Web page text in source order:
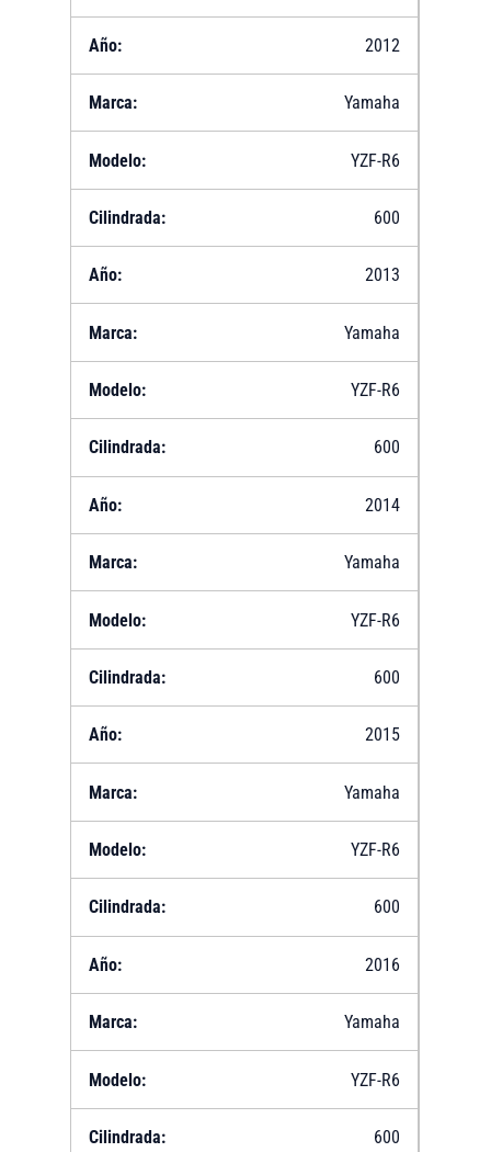
2012
Yamaha
YZF-R6
600
2013
Yamaha
YZF-R6
600
2014
Yamaha
YZF-R6
600
2015
Yamaha
YZF-R6
600
2016
Yamaha
YZF-R6
600